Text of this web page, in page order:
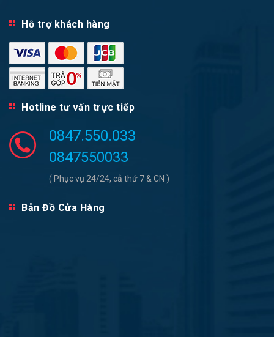
Hỗ trợ khách hàng
Hotline tư vấn trực tiếp
0847.550.033
0847550033
( Phục vụ 24/24, cả thứ 7 & CN )
Bản Đồ Cửa Hàng